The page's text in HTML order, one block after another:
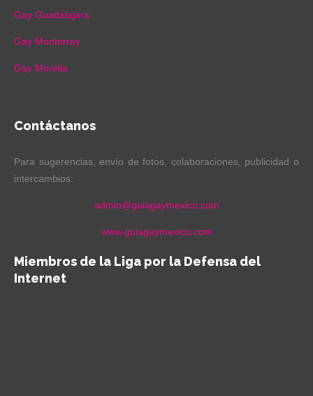
Gay Guadalajara
Gay Monterrey
Gay Morelia
Contáctanos
Para sugerencias, envío de fotos, colaboraciones, publicidad o
intercambios:
admin@guiagaymexico.com
www.guiagaymexico.com
Miembros de la Liga por la Defensa del
Internet